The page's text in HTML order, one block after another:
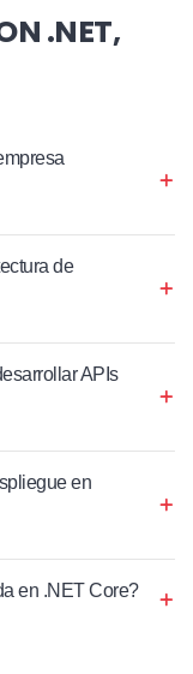
.NET,
de
APIs
en
en .NET Core?